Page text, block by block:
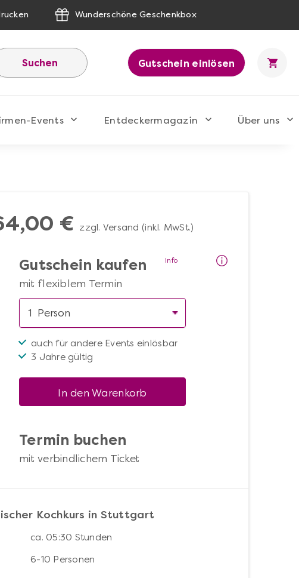
Wunderschöne Geschenkbox
Suchen Gutschein einlösen
Events Entdeckermagazin Über uns
€ zzgl. Versand (inkl. MwSt.)
Gutschein kaufen
mit flexiblem Termin
auch für andere Events einlösbar
3 Jahre gültig
In den Warenkorb
Termin buchen
mit verbindlichem Ticket
Info
Kochkurs in Stuttgart
ca. 05:30 Stunden
6-10 Personen